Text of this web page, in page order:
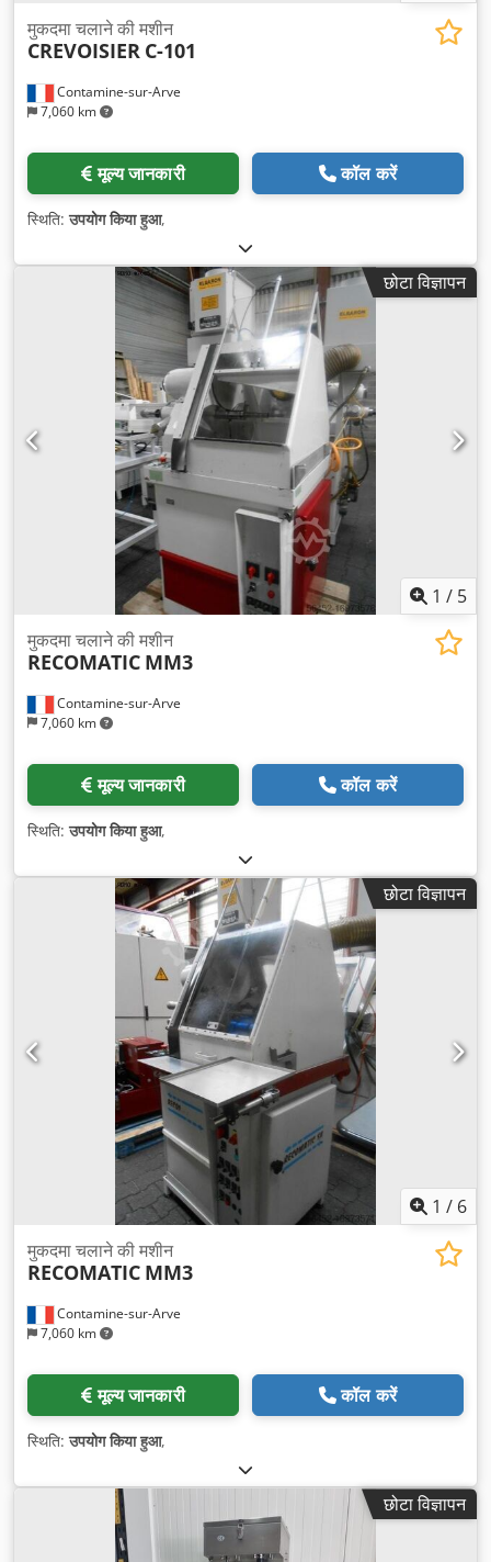
Contamine-sur-Arve
7,060 km
मुकदमा चलाने की मशीन
CREVOISIER C-101
मूल्य जानकारी कॉल करें
स्थिति:उपयोग किया हुआ,
छोटा विज्ञापन
1 / 5
Contamine-sur-Arve
7,060 km
मुकदमा चलाने की मशीन
RECOMATIC MM3
मूल्य जानकारी कॉल करें
स्थिति:उपयोग किया हुआ,
छोटा विज्ञापन
1 / 6
Contamine-sur-Arve
7,060 km
मुकदमा चलाने की मशीन
RECOMATIC MM3
मूल्य जानकारी कॉल करें
स्थिति:उपयोग किया हुआ,
छोटा विज्ञापन